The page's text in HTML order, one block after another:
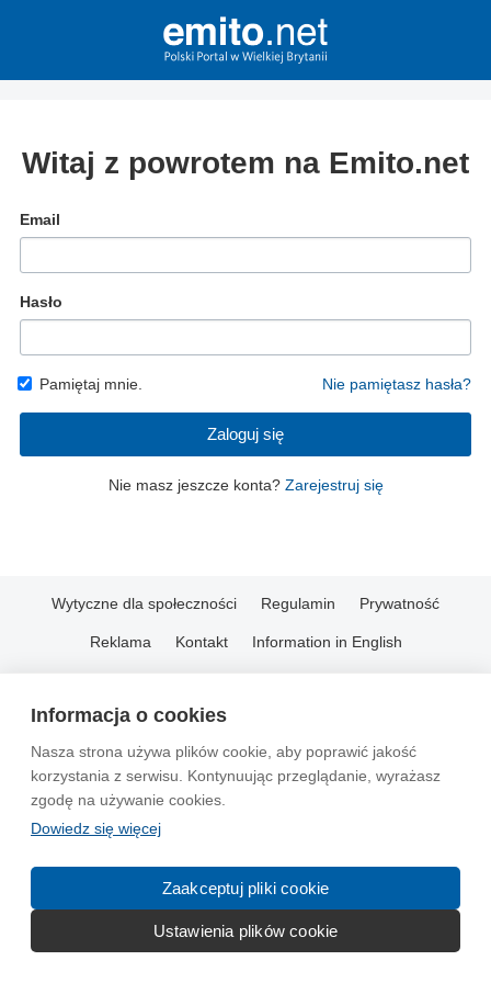
Informacja o cookies
Nasza strona używa plików cookie, aby poprawić jakość
korzystania z serwisu. Kontynuując przeglądanie, wyrażasz
zgodę na używanie cookies.
Dowiedz się więcej
Zaakceptuj pliki cookie
Ustawienia plików cookie
Witaj z powrotem na Emito.net
Email
Hasło
Pamiętaj mnie. Nie pamiętasz hasła?
Zaloguj się
Nie masz jeszcze konta? Zarejestruj się
Wytyczne dla społeczności Regulamin Prywatność
Reklama Kontakt Information in English